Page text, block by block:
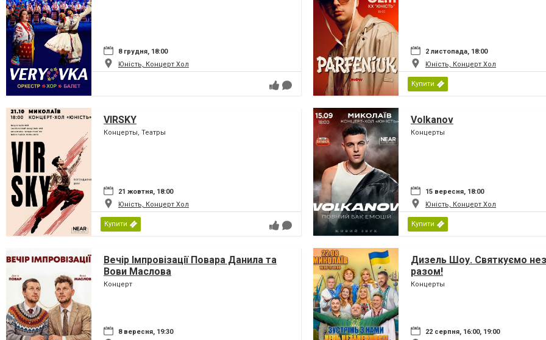
8 грудня, 18:00
Юність, Концерт Хол
2 листопада, 18:00
Юність, Концерт Хол
Купити
VIRSKY
Концерты, Театры
21 жовтня, 18:00
Юність, Концерт Хол
Купити
Volkanov
Концерты
15 вересня, 18:00
Юність, Концерт Хол
Купити
Вечір Імпровізації Повара Данила та
Вови Маслова
Концерт
8 вересня, 19:30
Дизель Шоу. Святкуємо
разом!
Концерты
22 серпня, 16:00, 19:00